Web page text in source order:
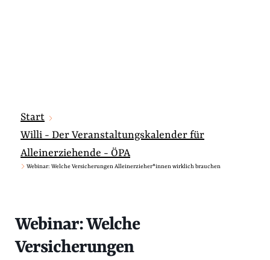
Start
Willi - Der Veranstaltungskalender für
Alleinerziehende - ÖPA
Webinar: Welche Versicherungen Alleinerzieher*innen wirklich brauchen
Webinar: Welche
Versicherungen